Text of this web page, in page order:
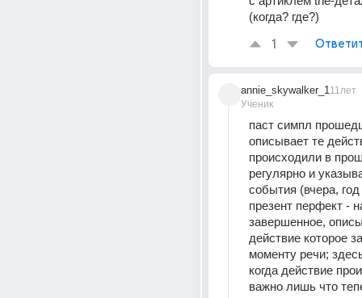
(когда? где?)
1
annie_skywalker_1
Ученик
11лет
паст симпл
описывает те
происходили в
регулярно и
события (вчера,
презент перфект -
завершенное,
действие которое
моменту речи;
когда действие
важно лишь что